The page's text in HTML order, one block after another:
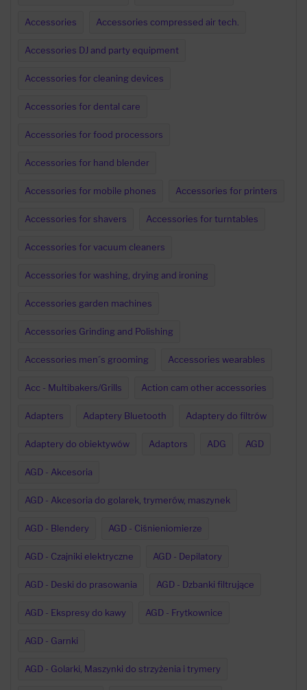
Accessories Accessories compressed air tech.
Accessories DJ and party equipment
Accessories for cleaning devices
Accessories for dental care
Accessories for food processors
Accessories for hand blender
Accessories for mobile phones Accessories for printers
Accessories for shavers Accessories for turntables
Accessories for vacuum cleaners
Accessories for washing, drying and ironing
Accessories garden machines
Accessories Grinding and Polishing
Accessories men´s grooming Accessories wearables
Acc - Multibakers/Grills Action cam other accessories
Adapters Adaptery Bluetooth Adaptery do filtrów
Adaptery do obiektywów Adaptors ADG AGD
AGD - Akcesoria
AGD - Akcesoria do golarek, trymerów, maszynek
AGD - Blendery AGD - Ciśnieniomierze
AGD - Czajniki elektryczne AGD - Depilatory
AGD - Deski do prasowania AGD - Dzbanki filtrujące
AGD - Ekspresy do kawy AGD - Frytkownice
AGD - Garnki
AGD - Golarki, Maszynki do strzyżenia i trymery